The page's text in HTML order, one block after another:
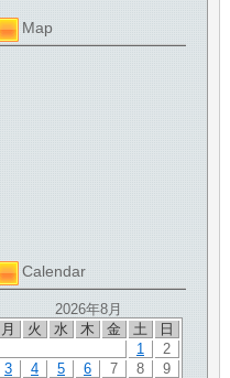
Map
Calendar
2026年8月
月
火 水 木 金 土 日
1
2
3
4 5 6 7 8
9